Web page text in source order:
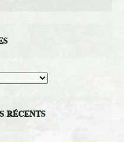
RÉCENTS